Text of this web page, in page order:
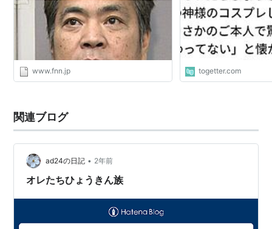
www.fnn.jp togetter.com
関連ブログ
ad24の日記 • 2年前
オレたちひょうきん族